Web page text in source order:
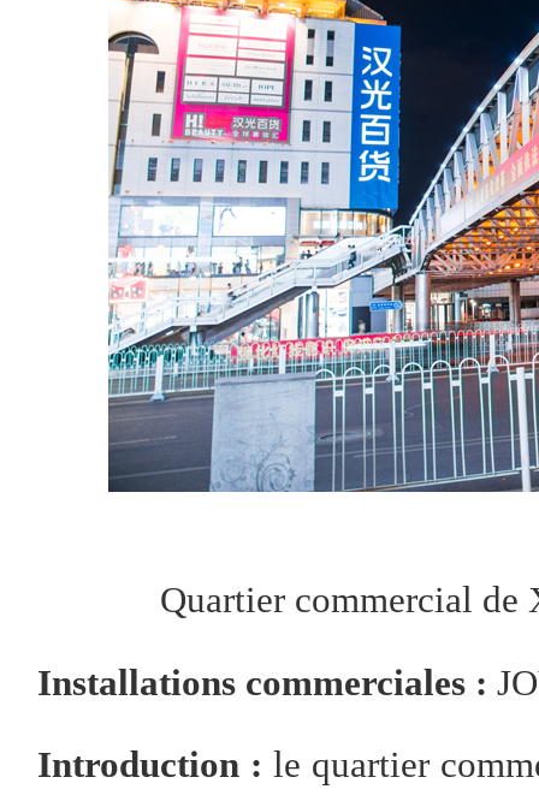
Quartier commercial
Installations commerciales :
Introduction : le quartier